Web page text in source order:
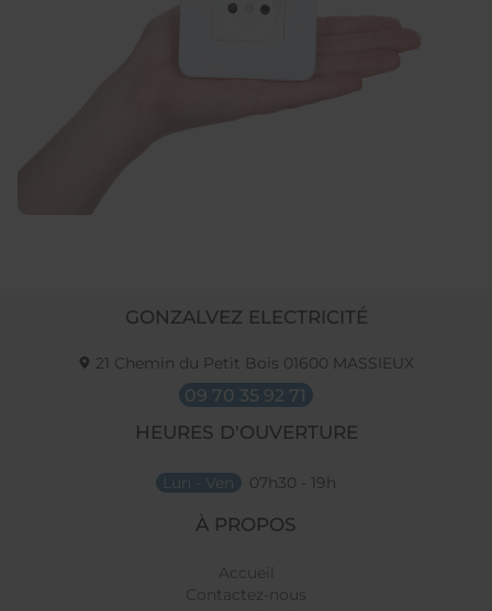
GONZALVEZ ELECTRICITÉ
21 Chemin du Petit Bois 01600 MASSIEUX
09 70 35 92 71
À PROPOS
Accueil
Contactez-nous
HEURES D'OUVERTURE
Lun - Ven 07h30 - 19h